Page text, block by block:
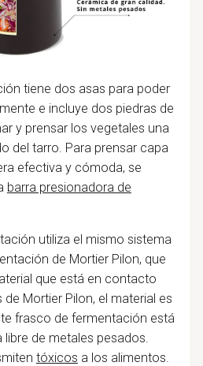
tiene dos asas para poder
e incluye dos piedras de
y prensar los vegetales una
del tarro. Para prensar capa
efectiva y cómoda, se
barra presionadora de
utiliza el mismo sistema
de Mortier Pilon, que
que está en contacto
Mortier Pilon, el material es
frasco de fermentación está
de metales pesados.
tóxicos a los alimentos.